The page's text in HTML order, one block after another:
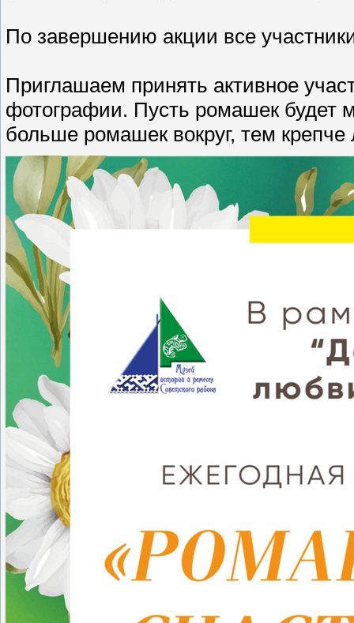
По завершению акции все
Приглашаем принять активное
фотографии. Пусть ромашек будет
больше ромашек вокруг, тем